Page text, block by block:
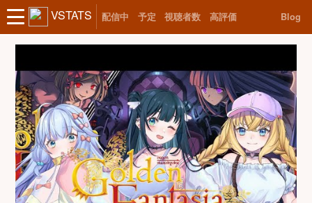
VSTATS 配信中 予定 視聴者数 高評価 Blog